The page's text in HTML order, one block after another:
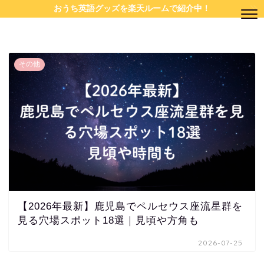
おうち英語グッズを楽天ルームで紹介中！
その他
【2026年最新】鹿児島でペルセウス座流星群を
見る穴場スポット18選｜見頃や方角も
2026-07-25